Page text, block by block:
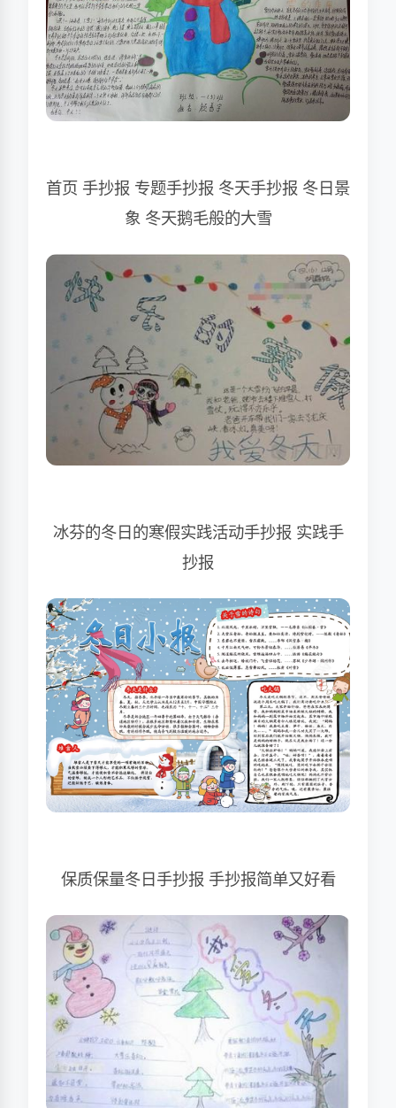
首页 手抄报 专题手抄报 冬天手抄报 冬日景
象 冬天鹅毛般的大雪
冰芬的冬日的寒假实践活动手抄报 实践手
抄报
保质保量冬日手抄报 手抄报简单又好看